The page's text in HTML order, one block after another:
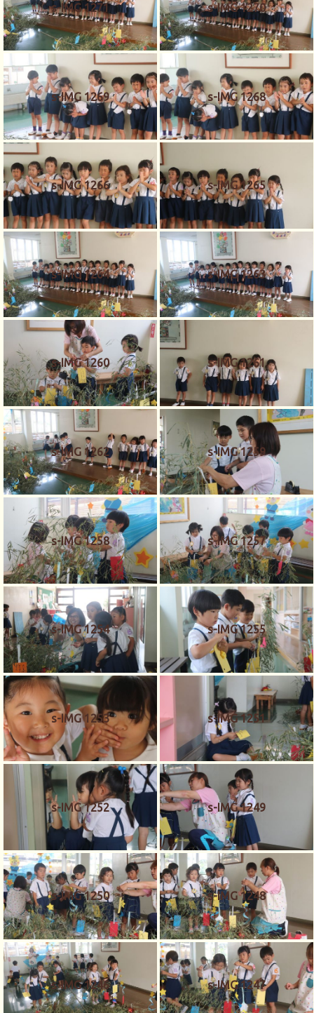
s-IMG 1271 s-IMG 1270
s-IMG 1269 s-IMG 1268
s-IMG 1266 s-IMG 1265
s-IMG 1264 s-IMG 1263
s-IMG 1260 s-IMG 1261
s-IMG 1262 s-IMG 1259
s-IMG 1258 s-IMG 1257
s-IMG 1254 s-IMG 1255
s-IMG 1253 s-IMG 1251
s-IMG 1252 s-IMG 1249
s-IMG 1250 s-IMG 1248
s-IMG 1246 s-IMG 1247